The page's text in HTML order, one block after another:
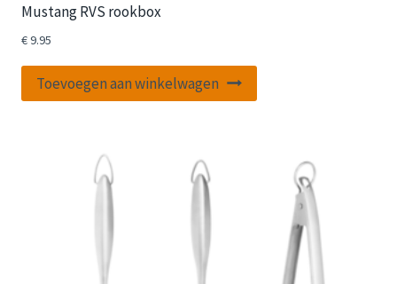
Mustang RVS rookbox
€9.95
Toevoegen aan winkelwagen